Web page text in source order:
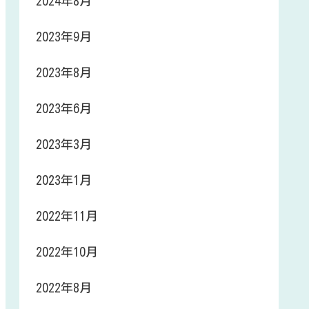
2023年9月
2023年8月
2023年6月
2023年3月
2023年1月
2022年11月
2022年10月
2022年8月